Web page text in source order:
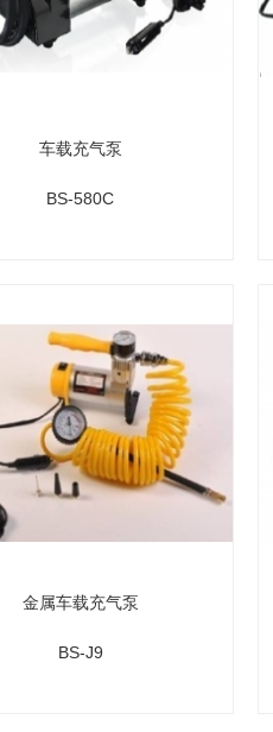
车载充气泵
BS-580C
金属车载充气泵
BS-J9